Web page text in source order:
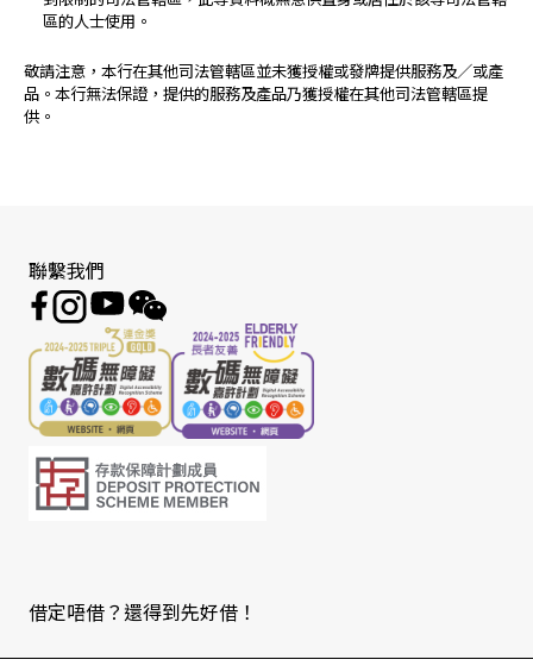
區的人士使用。
敬請注意，本行在其他司法管轄區並未獲授權或發牌提供服務及／或產
品。本行無法保證，提供的服務及產品乃獲授權在其他司法管轄區提
供。
聯繫我們
借定唔借？還得到先好借！